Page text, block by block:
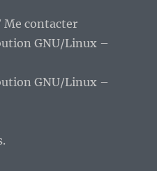
Me contacter
GNU/Linux –
GNU/Linux –